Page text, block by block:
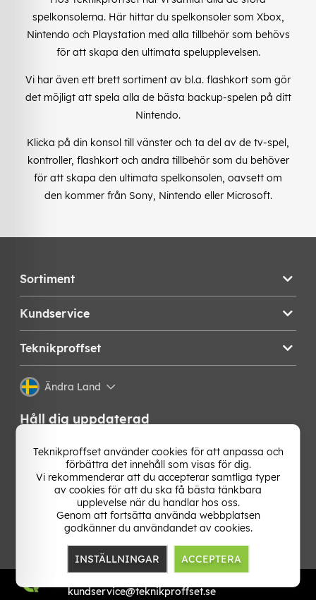
spelkonsolerna. Här hittar du spelkonsoler som Xbox,
Nintendo och Playstation med alla tillbehör som behövs
för att skapa den ultimata spelupplevelsen.
Vi har även ett brett sortiment av bl.a. flashkort som gör
det möjligt att spela alla de bästa backup-spelen på ditt
Nintendo.
Klicka på din konsol till vänster och ta del av de tv-spel,
kontroller, flashkort och andra tillbehör som du behöver
för att skapa den ultimata spelkonsolen, oavsett om
den kommer från Sony, Nintendo eller Microsoft.
Sortiment
Kundservice
Teknikproffset
Ändra Land
Håll dig uppdaterad
Få de senaste nyheterna, hetaste erbjudandena och
bästa tipsen från oss direkt i din mejlkorg. Signa upp på
vårt nyhetsbrev!
kundservice@teknikproffset.se
Teknikproffset använder cookies för att anpassa och
förbättra det innehåll som visas för dig.
Vi rekommenderar att du accepterar samtliga typer
av cookies för att du ska få bästa tänkbara
upplevelse när du handlar hos oss.
Genom att fortsätta använda webbplatsen
godkänner du användandet av cookies.
INSTÄLLNINGAR ACCEPTERA